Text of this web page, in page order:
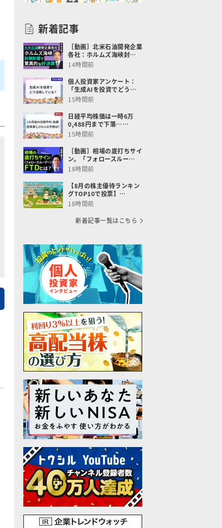
新着記事
［動画］北米石油開発企業
各社：ホルムズ海峡封…
14時間前
個人投資家アンケート：
「生成AIを投資でどう…
15時間前
日経平均株価は一時6万
0,488円まで下落……
15時間前
［動画］相場の底打ちサイ
ン。「フォロースルー…
18時間前
【8月の株主優待ランキン
グTOP10で投票】…
18時間前
新着記事一覧はこちら